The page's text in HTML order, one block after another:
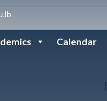
Calendar